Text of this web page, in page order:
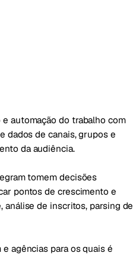
automação do trabalho com
dados de canais, grupos e
da audiência.
tomem decisões
pontos de crescimento e
de inscritos, parsing de
agências para os quais é